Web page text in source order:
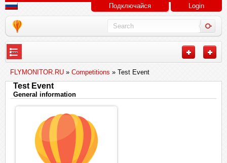
Подключайся Login
---
FLYMONITOR.RU » Competitions » Test Event
Test Event
General information